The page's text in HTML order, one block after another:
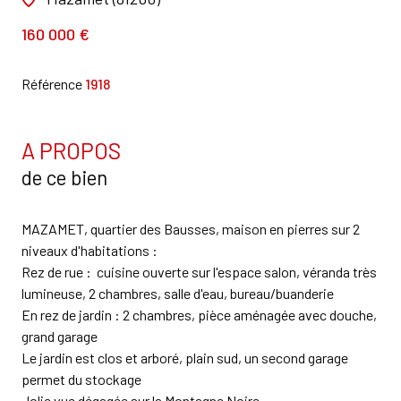
160 000 €
Référence 1918
A PROPOS
de ce bien
MAZAMET, quartier des Bausses, maison en pierres sur 2
niveaux d'habitations :
Rez de rue : cuisine ouverte sur l'espace salon, véranda très
lumineuse, 2 chambres, salle d'eau, bureau/buanderie
En rez de jardin : 2 chambres, pièce aménagée avec douche,
grand garage
Le jardin est clos et arboré, plain sud, un second garage
permet du stockage